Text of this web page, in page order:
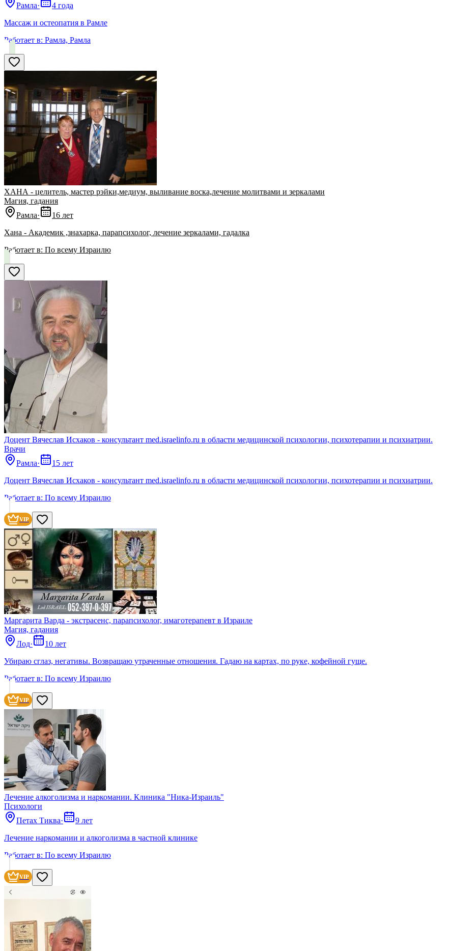
Рамла·
4 года
Массаж и остеопатия в Рамле
Работает в: Рамла, Рамла
ХАНА - целитель, мастер рэйки,медиум, выливание воска,лечение молитвами и зеркалами
Магия, гадания
Рамла·
16 лет
Хана - Академик ,знахарка, парапсихолог, лечение зеркалами, гадалка
Работает в: По всему Израилю
Доцент Вячеслав Исхаков - консультант med.israelinfo.ru в области медицинской психологии, психотерапии и психиатрии.
Врачи
Рамла·
15 лет
Доцент Вячеслав Исхаков - консультант med.israelinfo.ru в области медицинской психологии, психотерапии и психиатрии.
Работает в: По всему Израилю
VIP
Маргарита Варда - экстрасенс, парапсихолог, имаготерапевт в Израиле
Магия, гадания
Лод·
10 лет
Убираю сглаз, негативы. Возвращаю утраченные отношения. Гадаю на картах, по руке, кофейной гуще.
Работает в: По всему Израилю
VIP
Лечение алкоголизма и наркомании. Клиника "Ника-Израиль"
Психологи
Петах Тиква·
9 лет
Лечение наркомании и алкоголизма в частной клинике
Работает в: По всему Израилю
VIP